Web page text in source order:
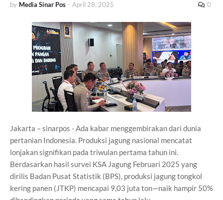
by Media Sinar Pos - April 28, 2025 0
Jakarta – sinarpos - Ada kabar menggembirakan dari dunia
pertanian Indonesia. Produksi jagung nasional mencatat
lonjakan signifikan pada triwulan pertama tahun ini.
Berdasarkan hasil survei KSA Jagung Februari 2025 yang
dirilis Badan Pusat Statistik (BPS), produksi jagung tongkol
kering panen (JTKP) mencapai 9,03 juta ton—naik hampir 50%